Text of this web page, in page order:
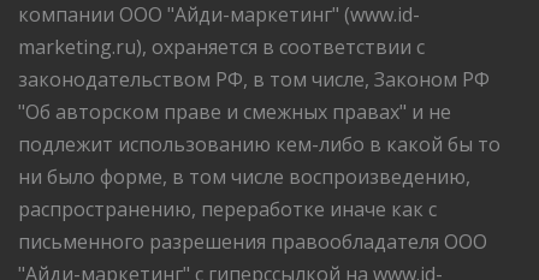
компании ООО "Айди-маркетинг" (www.id-
marketing.ru), охраняется в соответствии с
законодательством РФ, в том числе, Законом РФ
"Об авторском праве и смежных правах" и не
подлежит использованию кем-либо в какой бы то
ни было форме, в том числе воспроизведению,
распространению, переработке иначе как с
письменного разрешения правообладателя ООО
"Айди-маркетинг" с гиперссылкой на www.id-